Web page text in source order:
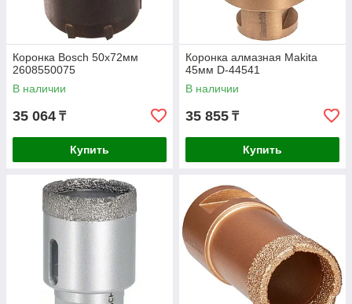
Коронка Bosch 50х72мм
2608550075
В наличии
35 064 ₸
Купить
Коронка алмазная Makita
45мм D-44541
В наличии
35 855 ₸
Купить